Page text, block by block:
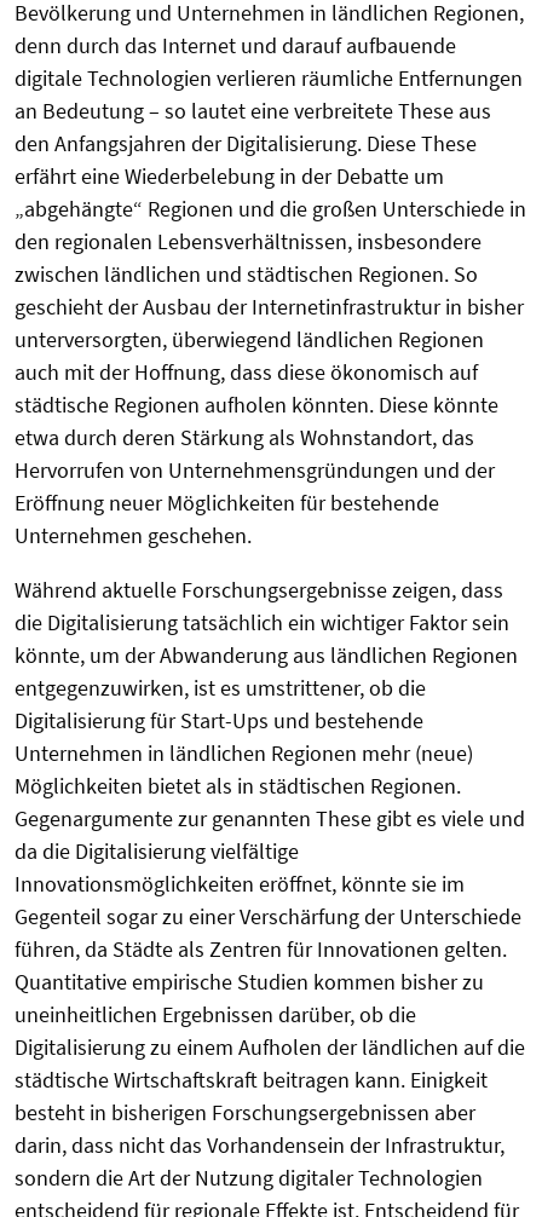
Bevölkerung und Unternehmen in ländlichen Regionen,
denn durch das Internet und darauf aufbauende
digitale Technologien verlieren räumliche Entfernungen
an Bedeutung – so lautet eine verbreitete These aus
den Anfangsjahren der Digitalisierung. Diese These
erfährt eine Wiederbelebung in der Debatte um
„abgehängte“ Regionen und die großen Unterschiede in
den regionalen Lebensverhältnissen, insbesondere
zwischen ländlichen und städtischen Regionen. So
geschieht der Ausbau der Internetinfrastruktur in bisher
unterversorgten, überwiegend ländlichen Regionen
auch mit der Hoffnung, dass diese ökonomisch auf
städtische Regionen aufholen könnten. Diese könnte
etwa durch deren Stärkung als Wohnstandort, das
Hervorrufen von Unternehmensgründungen und der
Eröffnung neuer Möglichkeiten für bestehende
Unternehmen geschehen.
Während aktuelle Forschungsergebnisse zeigen, dass
die Digitalisierung tatsächlich ein wichtiger Faktor sein
könnte, um der Abwanderung aus ländlichen Regionen
entgegenzuwirken, ist es umstrittener, ob die
Digitalisierung für Start-Ups und bestehende
Unternehmen in ländlichen Regionen mehr (neue)
Möglichkeiten bietet als in städtischen Regionen.
Gegenargumente zur genannten These gibt es viele und
da die Digitalisierung vielfältige
Innovationsmöglichkeiten eröffnet, könnte sie im
Gegenteil sogar zu einer Verschärfung der Unterschiede
führen, da Städte als Zentren für Innovationen gelten.
Quantitative empirische Studien kommen bisher zu
uneinheitlichen Ergebnissen darüber, ob die
Digitalisierung zu einem Aufholen der ländlichen auf die
städtische Wirtschaftskraft beitragen kann. Einigkeit
besteht in bisherigen Forschungsergebnissen aber
darin, dass nicht das Vorhandensein der Infrastruktur,
sondern die Art der Nutzung digitaler Technologien
entscheidend für regionale Effekte ist. Entscheidend für